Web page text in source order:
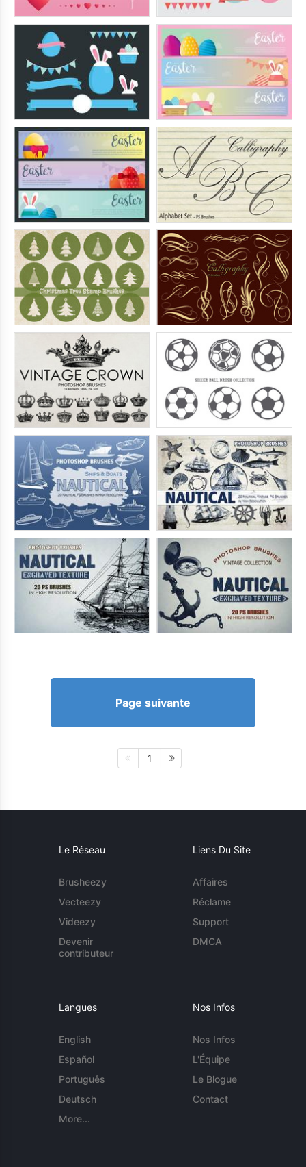
Page suivante
1
Le Réseau
Brusheezy
Vecteezy
Videezy
Devenir
contributeur
Liens Du Site
Affaires
Réclame
Support
DMCA
Langues
English
Español
Português
Deutsch
More...
Nos Infos
Nos Infos
L'Équipe
Le Blogue
Contact